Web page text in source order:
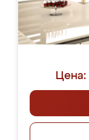
Цена: